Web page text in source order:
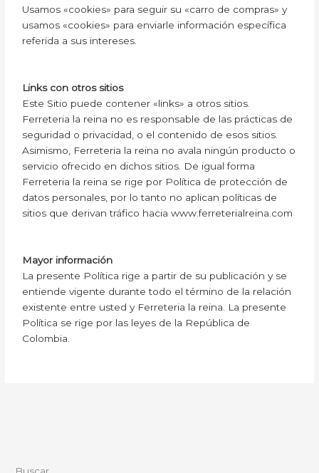
Usamos «cookies» para seguir su «carro de compras» y
usamos «cookies» para enviarle información específica
referida a sus intereses.
Links con otros sitios
Este Sitio puede contener «links» a otros sitios.
Ferreteria la reina no es responsable de las prácticas de
seguridad o privacidad, o el contenido de esos sitios.
Asimismo, Ferreteria la reina no avala ningún producto o
servicio ofrecido en dichos sitios. De igual forma
Ferreteria la reina se rige por Política de protección de
datos personales, por lo tanto no aplican políticas de
sitios que derivan tráfico hacia www.ferreterialreina.com
Mayor información
La presente Política rige a partir de su publicación y se
entiende vigente durante todo el término de la relación
existente entre usted y Ferreteria la reina. La presente
Política se rige por las leyes de la República de
Colombia.
Buscar